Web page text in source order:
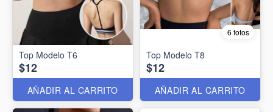
Top Modelo T6
$12
AÑADIR AL CARRITO
6 fotos
Top Modelo T8
$12
AÑADIR AL CARRITO